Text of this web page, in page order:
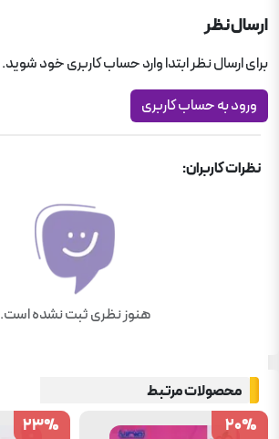
ارسال نظر
برای ارسال نظر ابتدا وارد حساب کاربری خود شوید.
ورود به حساب کاربری
نظرات کاربران:
هنوز نظری ثبت نشده است.
محصولات مرتبط
20%
20%
23%
23%